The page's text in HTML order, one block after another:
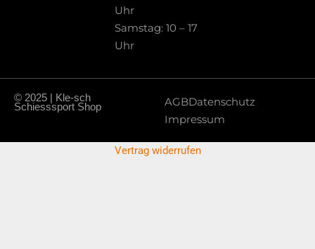
Uhr
Samstag: 10 – 17
Uhr
© 2025 | Kle-sch
Schiesssport Shop AGBDatenschutz
Impressum
Vertrag widerrufen